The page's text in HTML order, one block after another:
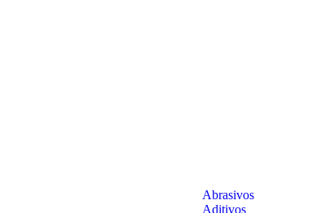
Abrasivos
Aditivos